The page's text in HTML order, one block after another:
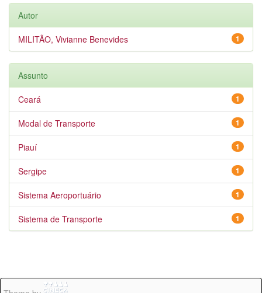
Autor
1
MILITÃO, Vivianne Benevides
Assunto
1
Ceará
1
Modal de Transporte
1
Piauí
1
Sergipe
1
Sistema Aeroportuário
1
Sistema de Transporte